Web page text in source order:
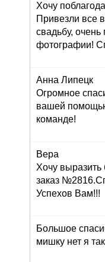
Хочу
Привезли все
свадьбу,
фотографии!
Анна Липецк
Огромное
вашей
команде!
Вера
Хочу выразить
заказ
Успехов Вам!!!
Большое
мишку нет я